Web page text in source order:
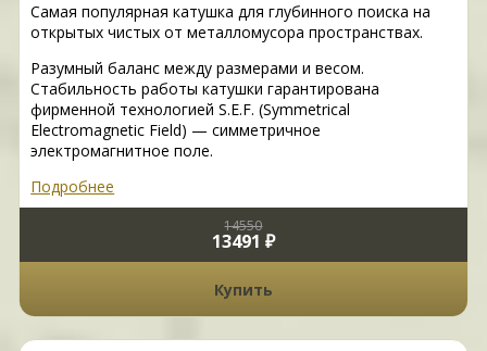
Самая популярная катушка для глубинного поиска на
открытых чистых от металломусора пространствах.
Разумный баланс между размерами и весом.
Стабильность работы катушки гарантирована
фирменной технологией S.E.F. (Symmetrical
Electromagnetic Field) — симметричное
электромагнитное поле.
Подробнее
14550
13491 ₽
Купить